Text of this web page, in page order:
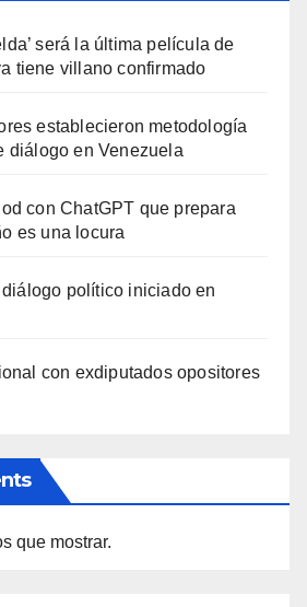
será la última película de
tiene villano confirmado
establecieron metodología
diálogo en Venezuela
con ChatGPT que prepara
es una locura
político iniciado en
con exdiputados opositores
que mostrar.